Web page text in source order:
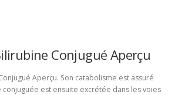
Conjugué Aperçu
Aperçu. Son catabolisme est assuré
est ensuite excrétée dans les voies